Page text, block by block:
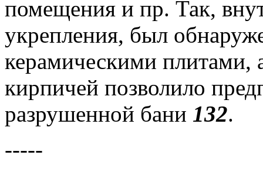
помещения и пр. Так,
укрепления, был
керамическими плитами,
кирпичей позволило
разрушенной бани 132.
-----